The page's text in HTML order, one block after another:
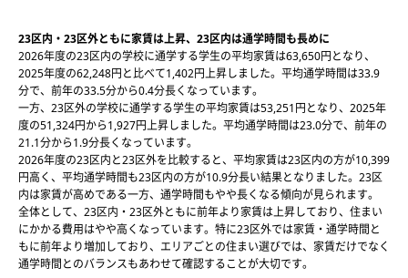
23区内・23区外ともに家賃は上昇、23区内は通学時間も長めに
2026年度の23区内の学校に通学する学生の平均家賃は63,650円となり、
2025年度の62,248円と比べて1,402円上昇しました。平均通学時間は33.9
分で、前年の33.5分から0.4分長くなっています。
一方、23区外の学校に通学する学生の平均家賃は53,251円となり、2025年
度の51,324円から1,927円上昇しました。平均通学時間は23.0分で、前年の
21.1分から1.9分長くなっています。
2026年度の23区内と23区外を比較すると、平均家賃は23区内の方が10,399
円高く、平均通学時間も23区内の方が10.9分長い結果となりました。23区
内は家賃が高めである一方、通学時間もやや長くなる傾向が見られます。
全体として、23区内・23区外ともに前年より家賃は上昇しており、住まい
にかかる費用はやや高くなっています。特に23区外では家賃・通学時間と
もに前年より増加しており、エリアごとの住まい選びでは、家賃だけでなく
通学時間とのバランスもあわせて確認することが大切です。